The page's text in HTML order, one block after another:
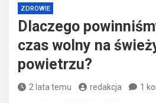
ZDROWIE
Dlaczego
czas wolny na
powietrzu?
2 lata temu redakcja 1